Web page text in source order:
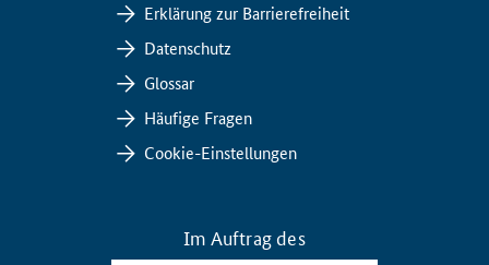
Erklärung zur Barrierefreiheit
Datenschutz
Glossar
Häufige Fragen
Cookie-Einstellungen
Im Auftrag des